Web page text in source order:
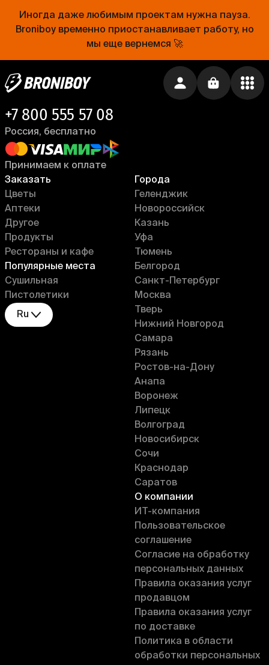
Иногда даже любимым проектам нужна пауза.
Broniboy временно приостанавливает работу, но
мы еще вернемся 🚀
Broniboy и закажи еду из любимого ресторана
прямо сейчас!
Установить приложение →
Заказать
Цветы
Аптеки
Другое
Продукты
Рестораны и кафе
Популярные места
Сушильная
Пистолетики
Ru
Города
Геленджик
Новороссийск
Казань
Уфа
Тюмень
Белгород
Санкт-Петербург
Москва
Тверь
Нижний Новгород
Самара
Рязань
Ростов-на-Дону
Анапа
Воронеж
Липецк
Волгоград
Новосибирск
Сочи
Краснодар
Саратов
О компании
ИT-компания
Пользовательское
соглашение
Согласие на обработку
персональных данных
Правила оказания услуг
продавцом
Правила оказания услуг
по доставке
Политика в области
обработки персональных
+7 800 555 57 08
Россия, бесплатно
Принимаем к оплате